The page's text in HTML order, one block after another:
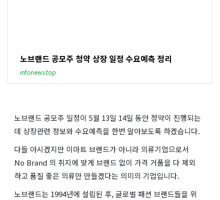
노브랜드 공모주 청약 상장 일정 수요예측 정리
infonews.top
노브랜드 공모주 일정이 5월 13일 14일 동안 청약이 진행되는
데 상장관련 정보와 수요예측을 한번 알아보도록 하겠습니다.
다들 아시겠지만 이마트 브랜드가 아니라 의류기업으로서
No Brand 의 취지에 맞게 브랜드 없이 가격 거품을 다 제외
하고 품질 좋은 의류만 만들겠다는 의미의 기업입니다.
노브랜드는 1994년에 설립된 후, 글로벌 패션 브랜드들을 위